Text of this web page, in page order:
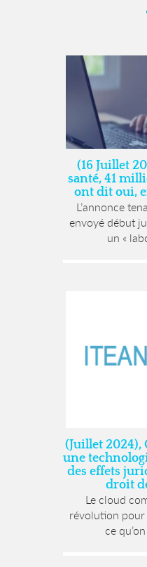
(16 Juillet
santé, 41
ont dit oui,
L’annonce
envoyé début
un «
(Juillet
une
des effets
droit
Le cloud
révolution pour
ce